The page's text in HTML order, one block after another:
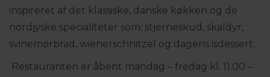
inspireret af det klassiske, danske køkken og de
nordjyske specialiteter som; stjerneskud, skaldyr,
svinemørbrad, wienerschnitzel og dagens isdessert.
Restauranten er åbent mandag – fredag kl. 11.00 –